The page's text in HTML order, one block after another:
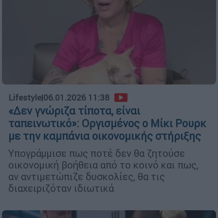
Lifestyle|06.01.2026 11:38
«Δεν γνώριζα τίποτα, είναι
ταπεινωτικό»: Οργισμένος ο Μίκι Ρουρκ
με την καμπάνια οικονομικής στήριξης
Υπογράμμισε πως ποτέ δεν θα ζητούσε
οικονομική βοήθεια από το κοινό και πως,
αν αντιμετώπιζε δυσκολίες, θα τις
διαχειριζόταν ιδιωτικά